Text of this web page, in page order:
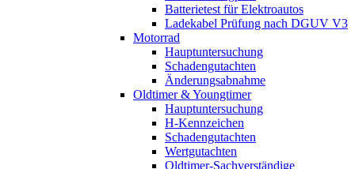
Batterietest für Elektroautos
Ladekabel Prüfung nach DGUV V3
Motorrad
Hauptuntersuchung
Schadengutachten
Änderungsabnahme
Oldtimer & Youngtimer
Hauptuntersuchung
H-Kennzeichen
Schadengutachten
Wertgutachten
Oldtimer-Sachverständige